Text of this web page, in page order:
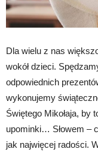
Dla wielu z nas
wokół dzieci.
odpowiednich
wykonujemy
Świętego Mikołaja, by
upominki… Słowem –
jak najwięcej radości.